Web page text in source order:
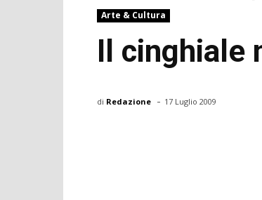
Arte & Cultura
Il cinghiale
di Redazione - 17 Luglio 2009